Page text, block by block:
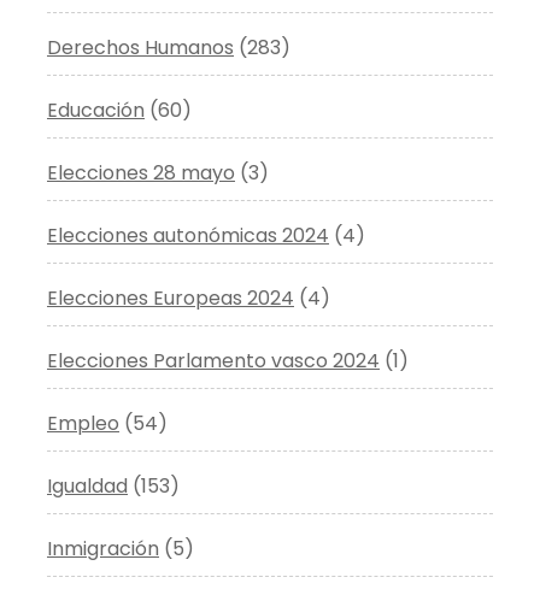
Derechos Humanos (283)
Educación (60)
Elecciones 28 mayo (3)
Elecciones autonómicas 2024 (4)
Elecciones Europeas 2024 (4)
Elecciones Parlamento vasco 2024 (1)
Empleo (54)
Igualdad (153)
Inmigración (5)